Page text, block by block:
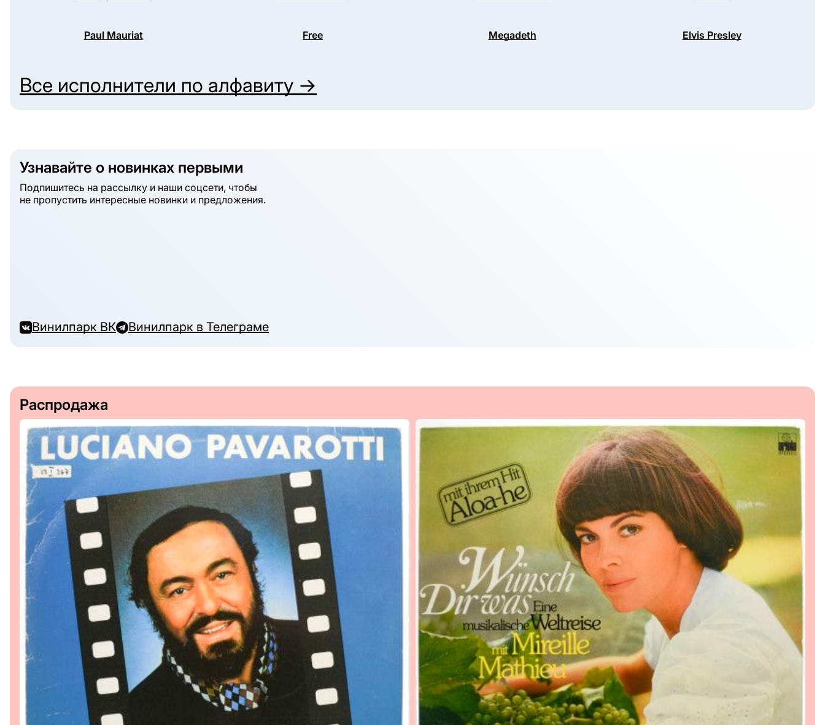
Paul Mauriat Free Megadeth Elvis Presley
Все исполнители по алфавиту →
Узнавайте о новинках первыми
Подпишитесь на рассылку и наши соцсети, чтобы
не пропустить интересные новинки и предложения.
Винилпарк ВК Винилпарк в Телеграме
Распродажа